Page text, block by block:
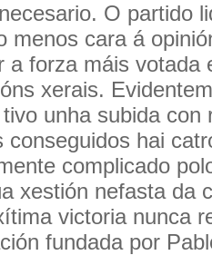
O partido
menos cara á
a forza máis votada
xerais.
unha subida con
conseguidos hai
complicado
xestión nefasta da
victoria nunca
fundada por